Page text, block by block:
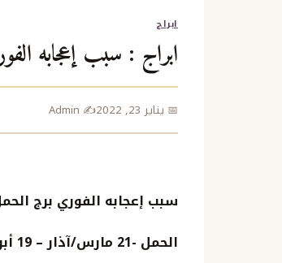
ابراج
ابراج : سبب إعجابه
📅 يناير 23, 2022 ✍️ Admin
سبب إعجابه الفوري برج
الحمل -21 مارس/آذار– 19